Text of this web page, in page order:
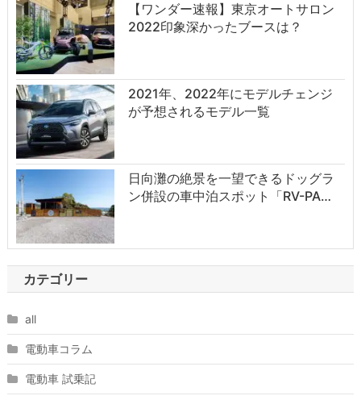
【ワンダー速報】東京オートサロン
2022印象深かったブースは？
2021年、2022年にモデルチェンジ
が予想されるモデル一覧
日向灘の絶景を一望できるドッグラ
ン併設の車中泊スポット「RV-PA…
カテゴリー
all
電動車コラム
電動車 試乗記